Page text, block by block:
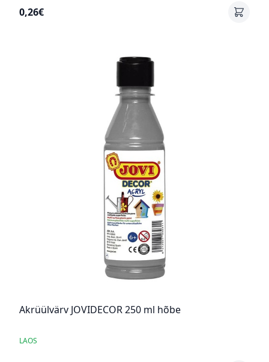
0,26€
Akrüülvärv JOVIDECOR 250 ml hõbe
LAOS